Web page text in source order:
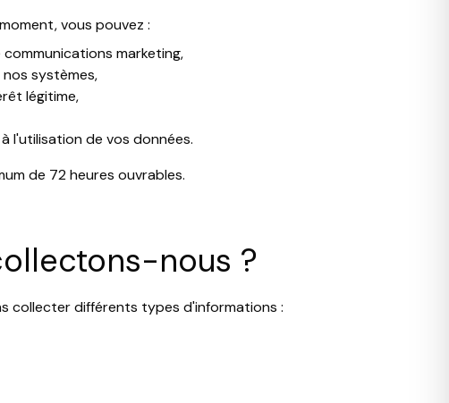
vous pouvez :
marketing,
systèmes,
légitime,
l'utilisation de vos données.
de 72 heures ouvrables.
nous ?
collecter différents types d'informations :